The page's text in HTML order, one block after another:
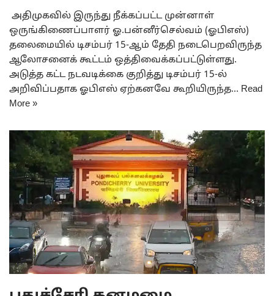
அதிமுகவில் இருந்து நீக்கப்பட்ட முன்னாள்
ஒருங்கிணைப்பாளர் ஓ.பன்னீர்செல்வம் (ஓபிஎஸ்)
தலைமையில் டிசம்பர் 15-ஆம் தேதி நடைபெறவிருந்த
ஆலோசனைக் கூட்டம் ஒத்திவைக்கப்பட்டுள்ளது.
அடுத்த கட்ட நடவடிக்கை குறித்து டிசம்பர் 15-ல்
அறிவிப்பதாக ஓபிஎஸ் ஏற்கனவே கூறியிருந்த… Read
More »